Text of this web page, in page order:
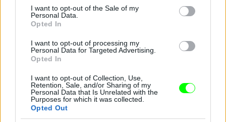
consent section.
I want to opt-out of the Sale of my
Personal Data.
Opted In
I want to opt-out of processing my
Personal Data for Targeted Advertising.
Opted In
I want to opt-out of Collection, Use,
Retention, Sale, and/or Sharing of my
Personal Data that Is Unrelated with the
Purposes for which it was collected.
Opted Out
Ez a csillogó izé mindenesetre meglepően sokat
takar a fenekéből
Fotó: Gregory Pace / Beimages / Northfoto